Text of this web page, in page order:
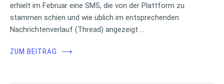
erhielt im Februar eine SMS, die von der Plattform zu
stammen schien und wie üblich im entsprechenden
Nachrichtenverlauf (Thread) angezeigt …
ZUM BEITRAG ⟶